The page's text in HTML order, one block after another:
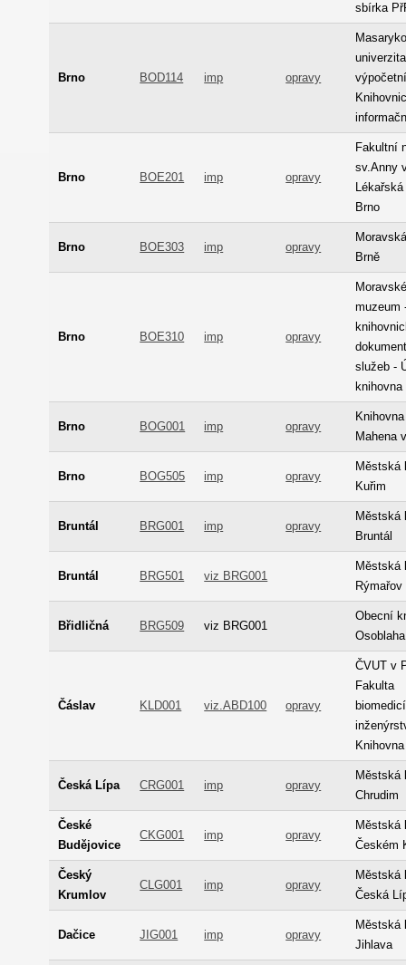
sbírka
Brno BOD114 imp opravy
Brno BOE201 imp opravy
Fakultní
sv.Anny
Brno
Brno BOE303 imp opravy
Brně
Brno BOE310 imp opravy
muzeum
služeb -
knihovna
Brno BOG001 imp opravy
Mahena
Brno BOG505 imp opravy
Městská
Kuřim
Bruntál BRG001 imp opravy
Městská
Bruntál
Bruntál BRG501 viz BRG001
Městská
Rýmařov
Břidličná BRG509 viz BRG001
Obecní
Osoblaha
Čáslav KLD001 viz.ABD100 opravy
ČVUT v
Fakulta
Knihovna
Česká Lípa CRG001 imp opravy
Městská
Chrudim
České
Budějovice
CKG001 imp opravy
Městská
Českém
Český
Krumlov
CLG001 imp opravy
Městská
Česká
Dačice JIG001 imp opravy
Městská
Jihlava